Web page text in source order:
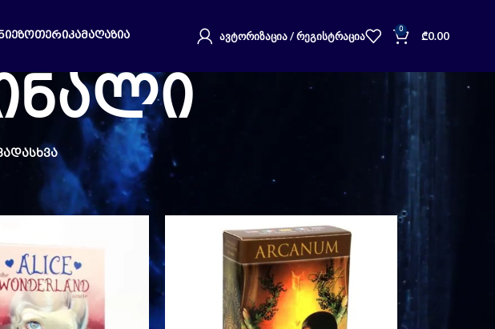
ᲔᲖᲝᲗᲔᲠᲘᲙᲐᲛᲐᲦᲐᲖᲘᲐ ᲐᲕᲢᲝᲠᲘᲖᲐᲪᲘᲐ / ᲠᲔᲒᲘᲡᲢᲠᲐᲪᲘᲐ 0 ₾0.00